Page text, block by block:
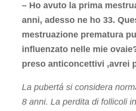
– Ho avuto la prima
anni, adesso ne ho 33.
mestruazione prematura
influenzato nelle mie
preso anticoncettivi ,avrei
La pubertá si considera
8 anni. La perdita di follicoli